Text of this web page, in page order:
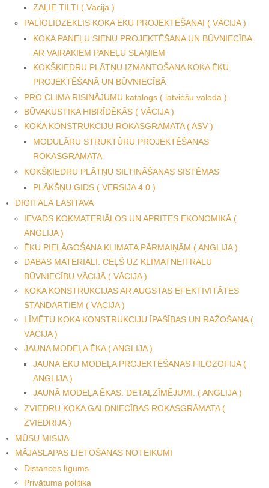
ZAĻIE TILTI ( Vācija )
PALĪGLĪDZEKLIS KOKA ĒKU PROJEKTĒŠANAI ( VĀCIJA )
KOKA PANEĻU SIENU PROJEKTĒŠANA UN BŪVNIECĪBA
AR VAIRĀKIEM PANEĻU SLĀŅIEM
KOKŠĶIEDRU PLĀTŅU IZMANTOŠANA KOKA ĒKU
PROJEKTĒŠANĀ UN BŪVNIECĪBĀ
PRO CLIMA RISINĀJUMU katalogs ( latviešu valodā )
BŪVAKUSTIKA HIBRĪDĒKĀS ( VĀCIJA )
KOKA KONSTRUKCIJU ROKASGRĀMATA ( ASV )
MODULĀRU STRUKTŪRU PROJEKTĒŠANAS
ROKASGRĀMATA
KOKŠĶIEDRU PLĀTŅU SILTINĀŠANAS SISTĒMAS
PLĀKŠŅU GIDS ( VERSIJA 4.0 )
DIGITĀLĀ LASĪTAVA
IEVADS KOKMATERIĀLOS UN APRITES EKONOMIKĀ (
ANGLIJA )
ĒKU PIELĀGOŠANA KLIMATA PĀRMAIŅĀM ( ANGLIJA )
DABAS MATERIĀLI. CEĻŠ UZ KLIMATNEITRĀLU
BŪVNIECĪBU VĀCIJĀ ( VĀCIJA )
KOKA KONSTRUKCIJAS AR AUGSTAS EFEKTIVITĀTES
STANDARTIEM ( VĀCIJA )
LĪMĒTU KOKA KONSTRUKCIJU ĪPAŠĪBAS UN RAŽOŠANA (
VĀCIJA )
JAUNA MODEĻA ĒKA ( ANGLIJA )
JAUNĀ ĒKU MODEĻA PROJEKTĒŠANAS FILOZOFIJA (
ANGLIJA )
JAUNĀ MODEĻA ĒKAS. DETAĻZĪMĒJUMI. ( ANGLIJA )
ZVIEDRU KOKA GALDNIECĪBAS ROKASGRĀMATA (
ZVIEDRIJA )
MŪSU MISIJA
MĀJASLAPAS LIETOŠANAS NOTEIKUMI
Distances līgums
Privātuma politika